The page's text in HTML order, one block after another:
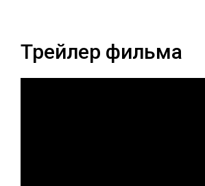
Трейлер фильма